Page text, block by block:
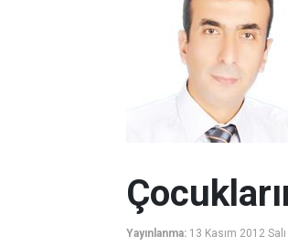
Yayınlanma: 13 Kasım 2012